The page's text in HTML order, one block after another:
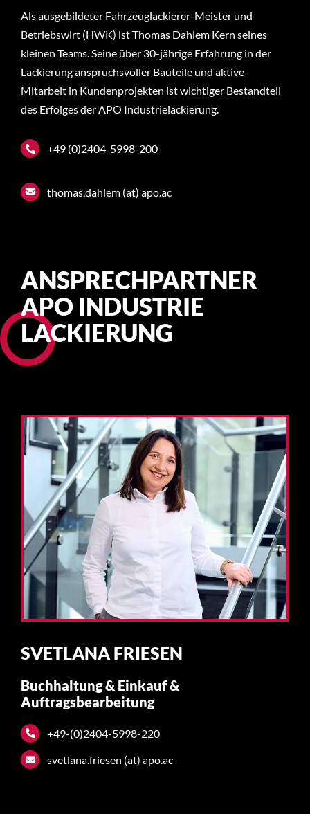
Als ausgebildeter Fahrzeuglackierer-Meister und
Betriebswirt (HWK) ist Thomas Dahlem Kern seines
kleinen Teams. Seine über 30-jährige Erfahrung in der
Lackierung anspruchsvoller Bauteile und aktive
Mitarbeit in Kundenprojekten ist wichtiger Bestandteil
des Erfolges der APO Industrielackierung.
+49 (0)2404-5998-200
thomas.dahlem (at) apo.ac
ANSPRECHPARTNER
APO INDUSTRIE
LACKIERUNG
SVETLANA FRIESEN
Buchhaltung & Einkauf &
Auftragsbearbeitung
+49-(0)2404-5998-220
svetlana.friesen (at) apo.ac